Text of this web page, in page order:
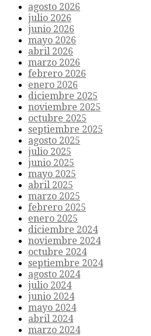
agosto 2026
julio 2026
junio 2026
mayo 2026
abril 2026
marzo 2026
febrero 2026
enero 2026
diciembre 2025
noviembre 2025
octubre 2025
septiembre 2025
agosto 2025
julio 2025
junio 2025
mayo 2025
abril 2025
marzo 2025
febrero 2025
enero 2025
diciembre 2024
noviembre 2024
octubre 2024
septiembre 2024
agosto 2024
julio 2024
junio 2024
mayo 2024
abril 2024
marzo 2024